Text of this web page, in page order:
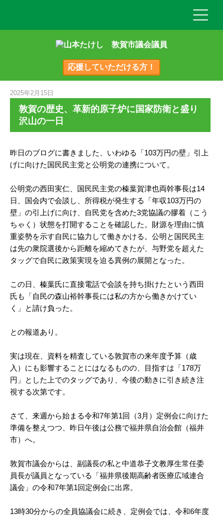
応援していただける方！
2025年2月15日
敦賀の歴史、革新的原子炉に国家防衛と盛り
沢山の一日
昨日のブログに書きました、いわゆる「103万円の壁」引上
げに向けた国民民主党と公明党の連携について。
公明党の西田実仁、国民民主党の榛葉賀津也両幹事長は14
日、国会内で会談し、所得税が発生する「年収103万円の
壁」の引上げに向け、自民党を含めた3党協議の膠着（こう
ちゃく）状態を打開することを確認した。財源を理由に慎
重姿勢を示す自民に協力して働きかける。公明と国民民主
は先の衆院選後から距離を縮めてきたが、与野党を超えた
タッグで自民に政策実現を迫る異例の展開となった。
この日、榛葉氏に直接電話で会談を持ち掛けたという西田
氏も「自民の森山裕幹事長には私の方から働きかけてい
く」と請け負った。
との報道あり。
実は現在、資料を精査している敦賀市の来年度予算（歳
入）にも影響することにはなるものの、目指すは「178万
円」とした上でのタッグであり、今後の動きに引き続き注
視する次第です。
さて、来週から始まる令和7年第1回（3月）定例会に向けた
準備を整えつつ、昨日午後は公務で福井県自治会館（福井
市）へ。
敦賀市議会からは、副議長の私と中道恭子文教厚生常任委
員長が議員となっている「福井県後期高齢者医療広域連合
議会」の令和7年第1回定例会に出席。
13時30分からの全員協議会に続き、定例会では、令和6年度